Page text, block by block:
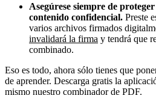
Asegúrese siempre de
contenido confidencial. Preste
varios archivos firmados
invalidará la firma y tendrá que
combinado.
Eso es todo, ahora sólo tienes que
de aprender. Descarga gratis la
mismo nuestro combinador de PDF.